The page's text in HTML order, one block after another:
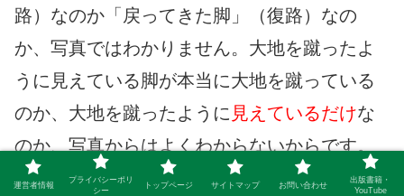
路）なのか「戻ってきた脚」（復路）なの
か、写真ではわかりません。大地を蹴ったよ
うに見えている脚が本当に大地を蹴っている
のか、大地を蹴ったように 見えているだけな
のか、写真からはよくわからないからです。
写真で振り上げた膝の高さを見て「ふむふ
運営者情報
プライバシーポリ
シー
トップページ サイトマップ お問い合わせ
出版書籍・
YouTube